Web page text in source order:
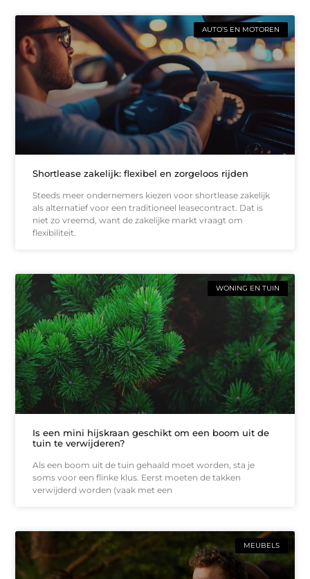
AUTO’S EN MOTOREN
Shortlease zakelijk: flexibel en zorgeloos rijden
Steeds meer ondernemers kiezen voor shortlease zakelijk
als alternatief voor een traditioneel leasecontract. Dat is
niet zo vreemd, want de zakelijke markt vraagt om
flexibiliteit.
WONING EN TUIN
Is een mini hijskraan geschikt om een boom uit de
tuin te verwijderen?
Als een boom uit de tuin gehaald moet worden, sta je
soms voor een flinke klus. Eerst moeten de takken
verwijderd worden (vaak met een
MEUBELS